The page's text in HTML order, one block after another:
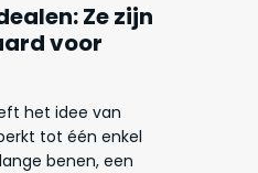
Ze zijn
voor
het idee van
tot één enkel
benen, een